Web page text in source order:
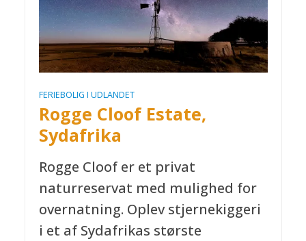
FERIEBOLIG I UDLANDET
Rogge Cloof Estate,
Sydafrika
Rogge Cloof er et privat
naturreservat med mulighed for
overnatning. Oplev stjernekiggeri
i et af Sydafrikas største